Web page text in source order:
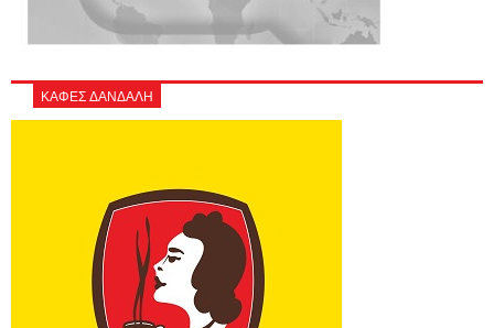
ΚΑΦΕΣ ΔΑΝΔΑΛΗ